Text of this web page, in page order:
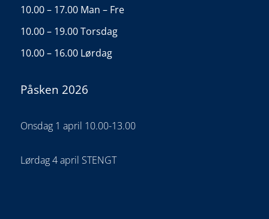
10.00 – 17.00 Man – Fre
10.00 – 19.00 Torsdag
10.00 – 16.00 Lørdag
Påsken 2026
Onsdag 1 april 10.00-13.00
Lørdag 4 april STENGT